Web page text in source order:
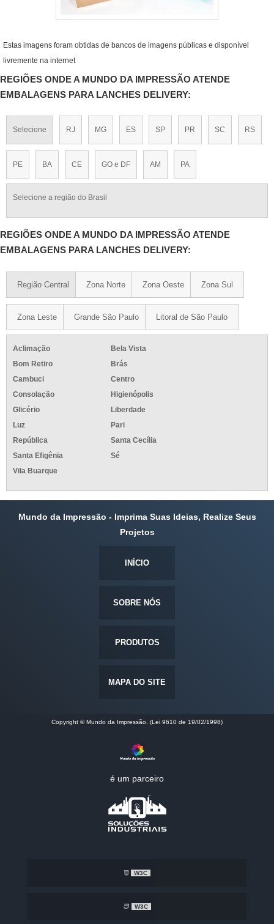
Estas imagens foram obtidas de bancos de imagens públicas e disponível
livremente na internet
REGIÕES ONDE A MUNDO DA IMPRESSÃO ATENDE
EMBALAGENS PARA LANCHES DELIVERY:
Selecione RJ MG ES SP PR SC RS
PE BA CE GO e DF AM PA
Selecione a região do Brasil
REGIÕES ONDE A MUNDO DA IMPRESSÃO ATENDE
EMBALAGENS PARA LANCHES DELIVERY:
Região Central Zona Norte Zona Oeste Zona Sul
Zona Leste Grande São Paulo Litoral de São Paulo
Aclimação
Bela Vista
Bom Retiro
Brás
Cambuci
Centro
Consolação
Higienópolis
Glicério
Liberdade
Luz
Pari
República
Santa Cecília
Santa Efigênia
Sé
Vila Buarque
Mundo da Impressão - Imprima Suas Ideias, Realize Seus
Projetos
INÍCIO
SOBRE NÓS
PRODUTOS
MAPA DO SITE
Copyright © Mundo da Impressão. (Lei 9610 de 19/02/1998)
é um parceiro
W3C
W3C